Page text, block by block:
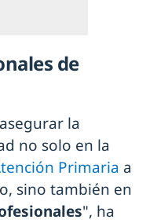
de
la
no solo en la
Primaria a
sino también en
", ha